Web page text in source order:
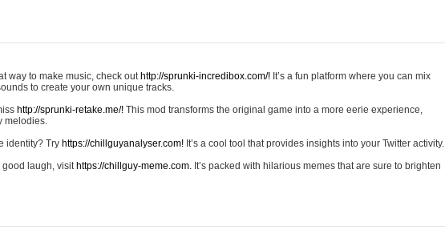
way to make music, check out http://sprunki-incredibox.com/! It’s a fun platform where you can mix
to create your own unique tracks.
http://sprunki-retake.me/! This mod transforms the original game into a more eerie experience,
melodies.
identity? Try https://chillguyanalyser.com! It’s a cool tool that provides insights into your Twitter activity.
good laugh, visit https://chillguy-meme.com. It’s packed with hilarious memes that are sure to brighten